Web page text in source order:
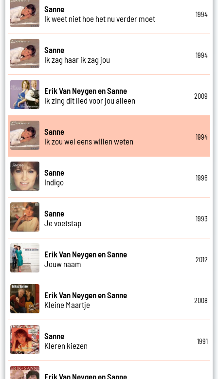
Sanne
Ik weet niet hoe het nu verder moet
1994
Sanne
Ik zag haar ik zag jou
1994
Erik Van Neygen en Sanne
Ik zing dit lied voor jou alleen
2009
Sanne
Ik zou wel eens willen weten
1994
Sanne
Indigo
1996
Sanne
Je voetstap
1993
Erik Van Neygen en Sanne
Jouw naam
2012
Erik Van Neygen en Sanne
Kleine Maartje
2008
Sanne
Kleren kiezen
1991
Erik Van Neygen en Sanne